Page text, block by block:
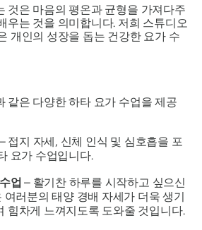
것은 마음의 평온과 균형을 가져다주
우는 것을 의미합니다. 저희 스튜디오
개인의 성장을 돕는 건강한 요가 수
같은 다양한 하타 요가 수업을 제공
접지 자세, 신체 인식 및 심호흡을 포
요가 수업입니다.
업 – 활기찬 하루를 시작하고 싶으신
여러분의 태양 경배 자세가 더욱 생기
힘차게 느껴지도록 도와줄 것입니다.